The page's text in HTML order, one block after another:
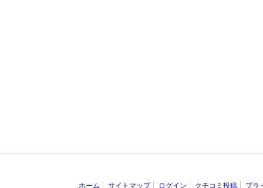
ホーム サイトマップ ログイン クチコミ投稿 プラ